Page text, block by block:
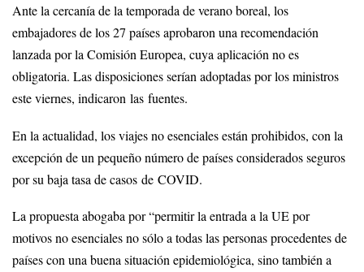
Ante la cercanía de la temporada de verano boreal, los
embajadores de los 27 países aprobaron una recomendación
lanzada por la Comisión Europea, cuya aplicación no es
obligatoria. Las disposiciones serían adoptadas por los ministros
este viernes, indicaron las fuentes.
En la actualidad, los viajes no esenciales están prohibidos, con la
excepción de un pequeño número de países considerados seguros
por su baja tasa de casos de COVID.
La propuesta abogaba por “permitir la entrada a la UE por
motivos no esenciales no sólo a todas las personas procedentes de
países con una buena situación epidemiológica, sino también a